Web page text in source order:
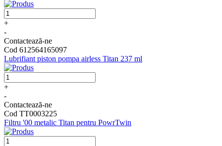
+
-
Contactează-ne
Cod 612564165097
Lubrifiant piston pompa airless Titan 237 ml
+
-
Contactează-ne
Cod TT0003225
Filtru '00 metalic Titan pentru PowrTwin